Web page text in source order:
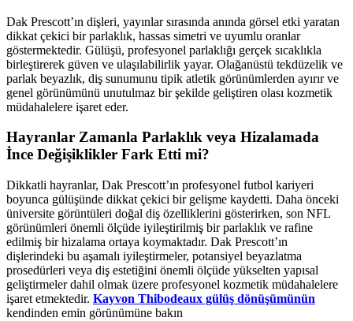
Dak Prescott’ın dişleri, yayınlar sırasında anında görsel etki yaratan
dikkat çekici bir parlaklık, hassas simetri ve uyumlu oranlar
göstermektedir. Gülüşü, profesyonel parlaklığı gerçek sıcaklıkla
birleştirerek güven ve ulaşılabilirlik yayar. Olağanüstü tekdüzelik ve
parlak beyazlık, diş sunumunu tipik atletik görünümlerden ayırır ve
genel görünümünü unutulmaz bir şekilde geliştiren olası kozmetik
müdahalelere işaret eder.
Hayranlar Zamanla Parlaklık veya Hizalamada
İnce Değişiklikler Fark Etti mi?
Dikkatli hayranlar, Dak Prescott’ın profesyonel futbol kariyeri
boyunca gülüşünde dikkat çekici bir gelişme kaydetti. Daha önceki
üniversite görüntüleri doğal diş özelliklerini gösterirken, son NFL
görünümleri önemli ölçüde iyileştirilmiş bir parlaklık ve rafine
edilmiş bir hizalama ortaya koymaktadır. Dak Prescott’ın
dişlerindeki bu aşamalı iyileştirmeler, potansiyel beyazlatma
prosedürleri veya diş estetiğini önemli ölçüde yükselten yapısal
geliştirmeler dahil olmak üzere profesyonel kozmetik müdahalelere
işaret etmektedir. Kayvon Thibodeaux gülüş dönüşümünün
kendinden emin görünümüne bakın